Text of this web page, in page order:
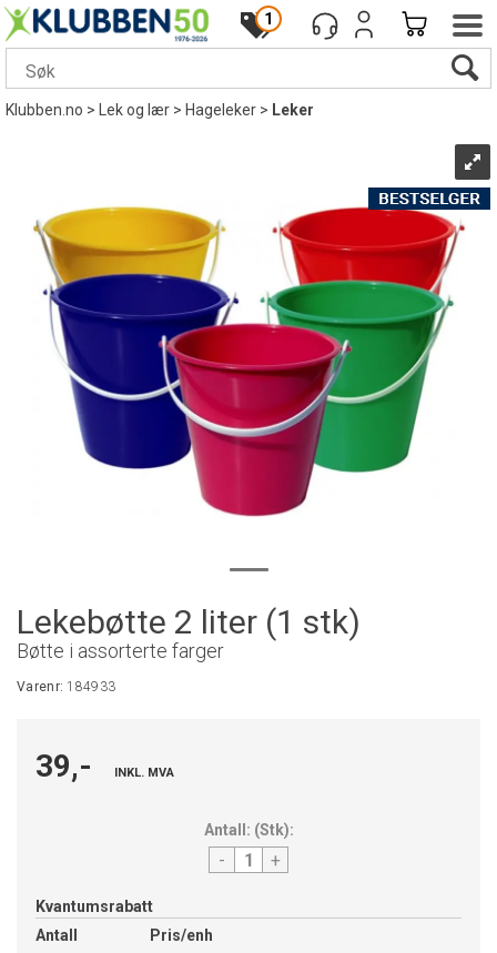
1
Klubben.no> Lek og lær>Hageleker> Leker
Lekebøtte 2 liter (1 stk)
Bøtte i assorterte farger
Varenr:184933
39,- INKL. MVA
Antall: (Stk):
- +
Kvantumsrabatt
Antall
Pris/enh